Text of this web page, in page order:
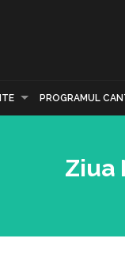
PROGRAMUL
Ziua